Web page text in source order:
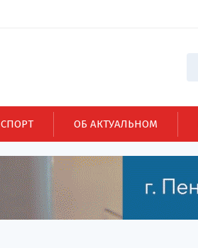
СПОРТ ОБ АКТУАЛЬНОМ